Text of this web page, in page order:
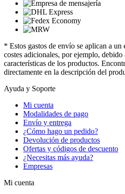
* Estos gastos de envío se aplican a un
costes adicionales, por ejemplo, debido
características de los productos.
directamente en la descripción del
Ayuda y Soporte
Mi cuenta
Modalidades de pago
Envío y entrega
¿Cómo hago un pedido?
Devolución de productos
Ofertas y códigos de descuento
¿Necesitas más ayuda?
Empresas
Mi cuenta